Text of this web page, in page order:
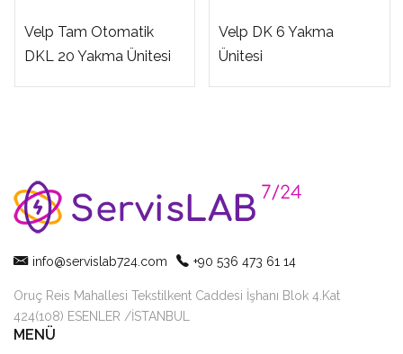
Velp Tam Otomatik
DKL 20 Yakma Ünitesi
Velp DK 6 Yakma
Ünitesi
info@servislab724.com +90 536 473 61 14
Oruç Reis Mahallesi Tekstilkent Caddesi İşhanı Blok 4.Kat
424(108) ESENLER /İSTANBUL
MENÜ